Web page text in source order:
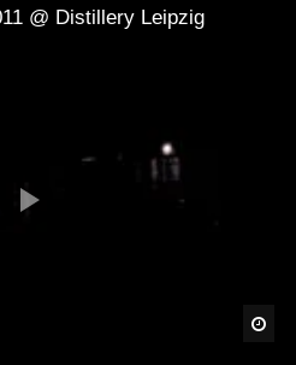
@ Distillery Leipzig